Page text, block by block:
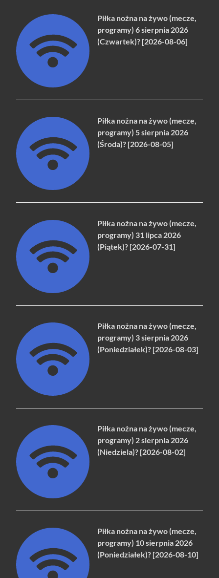
Piłka nożna na żywo (mecze,
programy) 6 sierpnia 2026
(Czwartek)? [2026-08-06]
Piłka nożna na żywo (mecze,
programy) 5 sierpnia 2026
(Środa)? [2026-08-05]
Piłka nożna na żywo (mecze,
programy) 31 lipca 2026
(Piątek)? [2026-07-31]
Piłka nożna na żywo (mecze,
programy) 3 sierpnia 2026
(Poniedziałek)? [2026-08-03]
Piłka nożna na żywo (mecze,
programy) 2 sierpnia 2026
(Niedziela)? [2026-08-02]
Piłka nożna na żywo (mecze,
programy) 10 sierpnia 2026
(Poniedziałek)? [2026-08-10]